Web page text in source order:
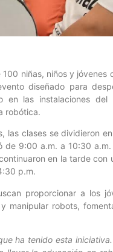
100 niñas, niños y jóvenes
diseñado para
en las instalaciones
robótica.
las clases se dividieron
9:00 a.m. a 10:30
en la tarde
p.m.
proporcionar a los
manipular robots,
ha tenido esta